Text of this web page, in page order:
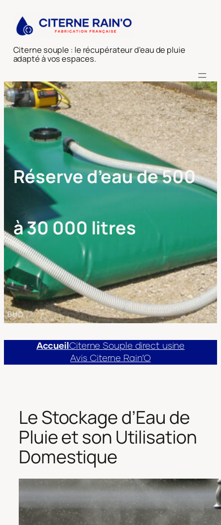
contenu
Citerne souple : le récupérateur d'eau de pluie
adapté à vos espaces.
Réserve d’eau de 500
à 30 000 litres
Accueil Citerne Souple direct usine
Avis Citerne Rain’O
Le Stockage d’Eau de
Pluie et son Utilisation
Domestique